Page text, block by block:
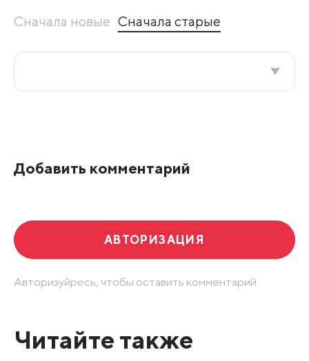
Сначала новые Сначала старые
Добавить комментарий
АВТОРИЗАЦИЯ
Авторизуйресь, чтобы оставить комментарий.
Читайте также